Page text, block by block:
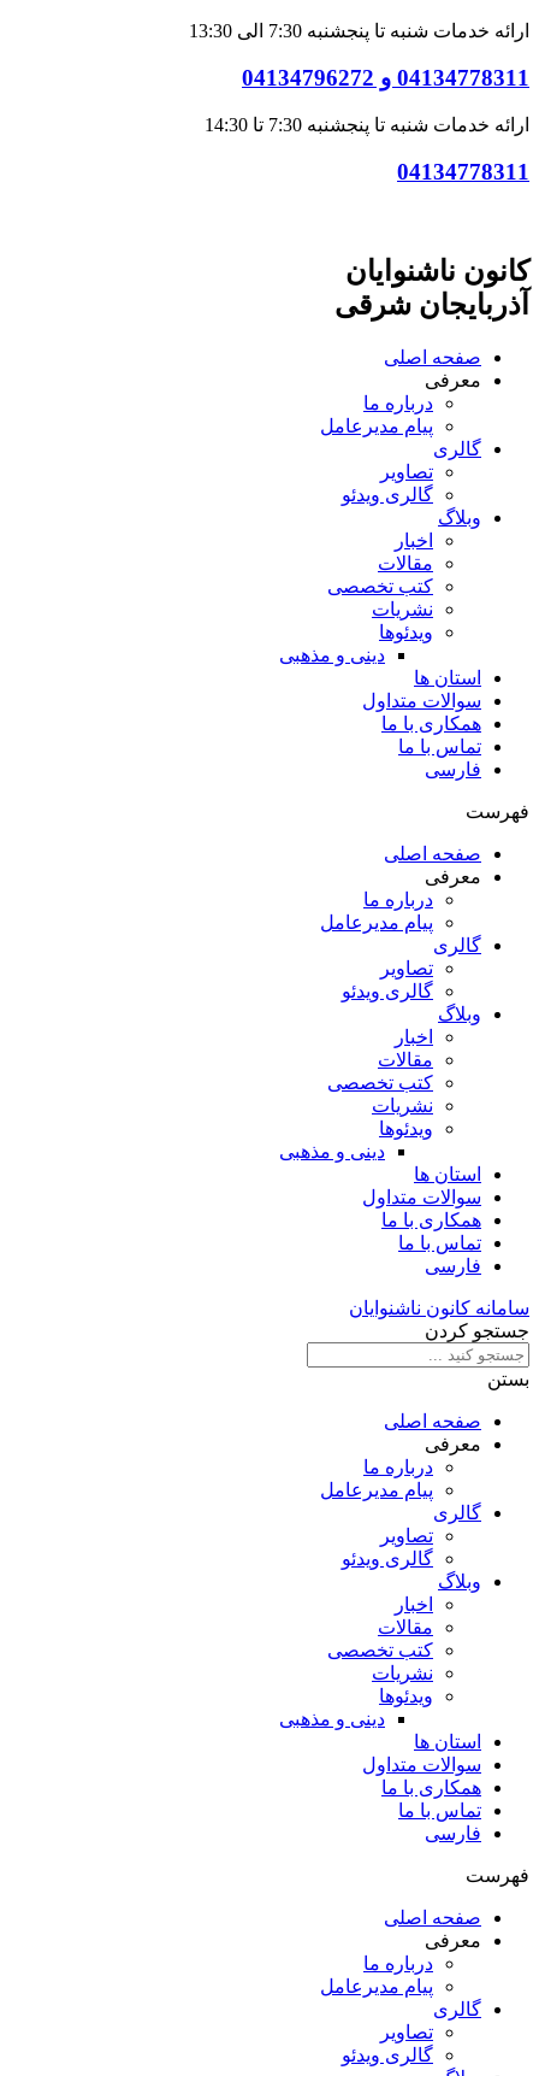
ارائه خدمات شنبه تا پنجشنبه 7:30 الی 13:30
04134778311 و 04134796272
ارائه خدمات شنبه تا پنجشنبه 7:30 تا 14:30
04134778311
کانون ناشنوایان
آذربایجان شرقی
صفحه اصلی
معرفی
درباره ما
پیام مدیرعامل
گالری
تصاویر
گالری ویدئو
وبلاگ
اخبار
مقالات
کتب تخصصی
نشریات
ویدئوها
دینی و مذهبی
استان ها
سوالات متداول
همکاری با ما
تماس با ما
فارسی
فهرست
صفحه اصلی
معرفی
درباره ما
پیام مدیرعامل
گالری
تصاویر
گالری ویدئو
وبلاگ
اخبار
مقالات
کتب تخصصی
نشریات
ویدئوها
دینی و مذهبی
استان ها
سوالات متداول
همکاری با ما
تماس با ما
فارسی
سامانه کانون ناشنوایان
جستجو کردن
بستن
صفحه اصلی
معرفی
درباره ما
پیام مدیرعامل
گالری
تصاویر
گالری ویدئو
وبلاگ
اخبار
مقالات
کتب تخصصی
نشریات
ویدئوها
دینی و مذهبی
استان ها
سوالات متداول
همکاری با ما
تماس با ما
فارسی
فهرست
صفحه اصلی
معرفی
درباره ما
پیام مدیرعامل
گالری
تصاویر
گالری ویدئو